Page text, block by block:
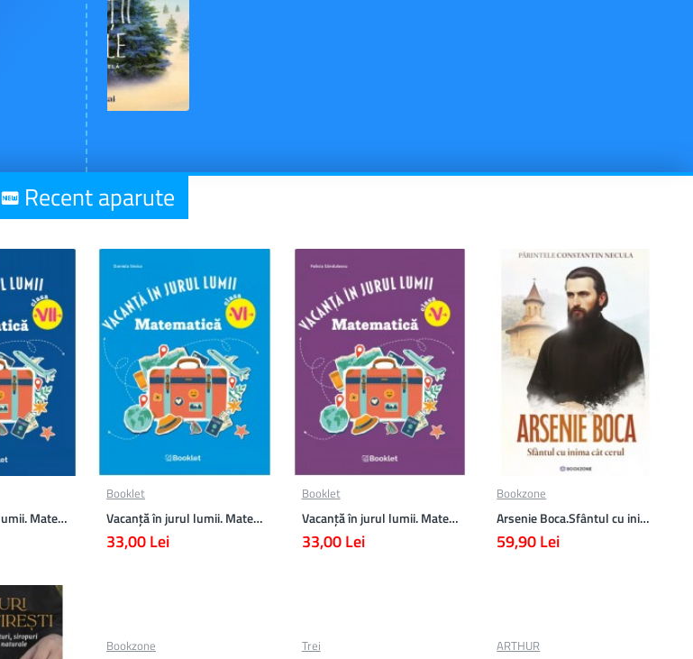
Recent aparute
Vacanță în jurul lumii. Matematică clasa a VII-a – EDIȚIA 2026
Booklet
Vacanță în jurul lumii. Matematică clasa a VI-a – EDIȚIA 2026
33,00 Lei
Booklet
Vacanță în jurul lumii. Matematică clasa a V-a – EDIȚIA 2026
33,00 Lei
Bookzone
Arsenie Boca.Sfântul cu inima cat cerul
59,90 Lei
Bookzone Trei ARTHUR